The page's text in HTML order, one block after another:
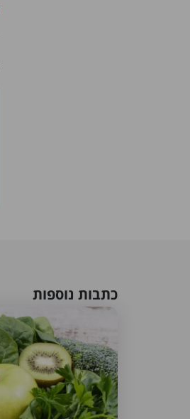
כתבות נוספות